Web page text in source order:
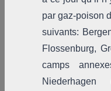
par gaz-poison
suivants:
Flossenburg,
camps
Niederhagen